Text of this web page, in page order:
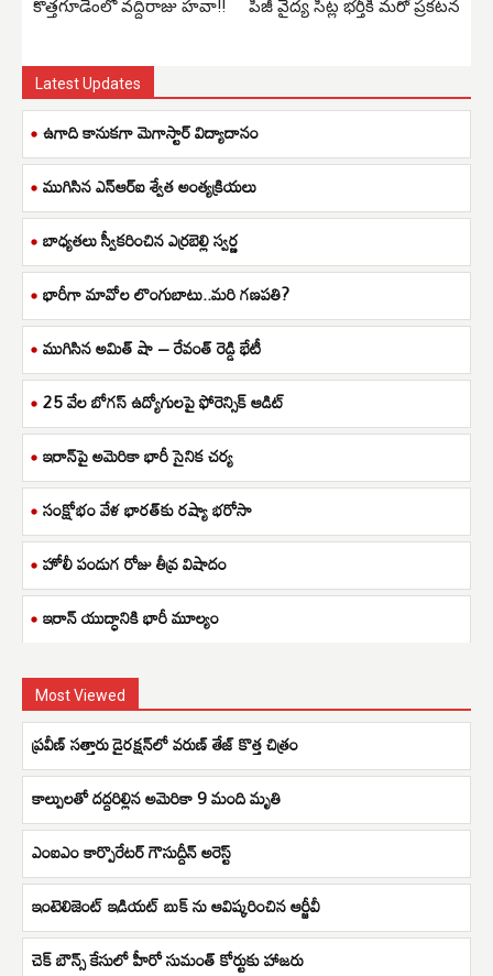
కొత్తగూడెంలో వద్దిరాజు హవా!! పీజీ వైద్య సీట్ల భర్తీకి మరో ప్రకటన
Latest Updates
ఉగాది కానుకగా మెగాస్టార్ విద్యాదానం
ముగిసిన ఎన్ఆర్ఐ శ్వేత అంత్యక్రియలు
బాధ్యతలు స్వీకరించిన ఎర్రబెల్లి స్వర్ణ
భారీగా మావోల లొంగుబాటు..మరి గణపతి?
ముగిసిన అమిత్ షా – రేవంత్ రెడ్డి భేటీ
25 వేల బోగస్ ఉద్యోగులపై ఫోరెన్సిక్ ఆడిట్
ఇరాన్‌పై అమెరికా భారీ సైనిక చర్య
సంక్షోభం వేళ భారత్‌కు రష్యా భరోసా
హోలీ పండుగ రోజు తీవ్ర విషాదం
ఇరాన్ యుద్ధానికి భారీ మూల్యం
Most Viewed
ప్రవీణ్ సత్తారు డైరక్షన్‌లో వరుణ్ తేజ్ కొత్త చిత్రం
కాల్పులతో దద్దరిల్లిన అమెరికా 9 మంది మృతి
ఎంఐఎం కార్పొరేట‌ర్ గౌసుద్దీన్ అరెస్ట్
ఇంటెలిజెంట్ ఇడియట్ బుక్ ను ఆవిష్కరించిన ఆర్జీవీ
చెక్ బౌన్స్ కేసులో హీరో సుమంత్ కోర్టుకు హాజరు